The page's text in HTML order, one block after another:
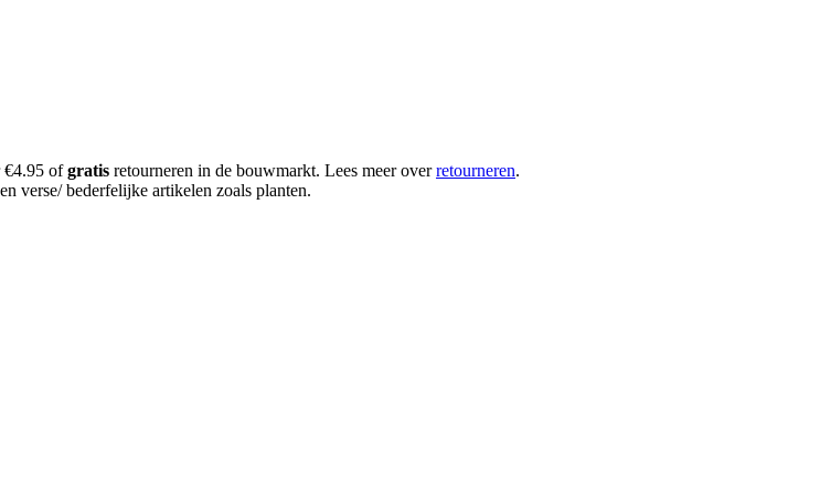
€4.95 ofgratis retourneren in de bouwmarkt. Lees meer overretourneren.
verse/ bederfelijke artikelen zoals planten.